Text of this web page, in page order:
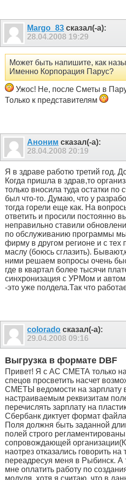
Margo_83 сказал(-а):
28.04.2008 19:29
Может быть напишите, как
Именно Корпорация Парус?
Ужос! Не, после Сметы в
Только к представителям
Аноним сказал(-а):
28.04.2008 20:19
Я в здраве работю третий год.
Когда пришла в здрав,то
только вносила туда остатки по
был что-то. Думаю, что у
тогда горели еще как. На
ответить и просили постоянно
неправильно ставили
по обслуживанию программы
фирму в другом регионе и с тех
маслу (боюсь сглазить).
ними решаем вопросы очень
где в квартал более тысячи
синхронизация с УРМом и
-это уже полдела.Так что
colorado сказал(-а):
29.04.2008 09:16
Выгрузка в формате DBF
Привет! Я с АС СМЕТА только
спецов просветить насчет
СМЕТЫ ведомости на зарплату
настраиваемым реквизитам
перечислять зарплату на
Сбербанк диктует формат
Поля должня быть заданной
полей строго
сопровождающей
наотрез отказались говорить на
переадресуя меня в Рыбинск. А
мне оплатить работу по